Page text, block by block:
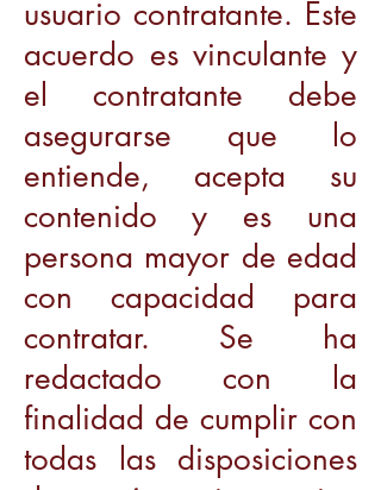
usuario contratante. Este
acuerdo es vinculante y
el contratante debe
asegurarse que lo
entiende, acepta su
contenido y es una
persona mayor de edad
con capacidad para
contratar. Se ha
redactado con la
finalidad de cumplir con
todas las disposiciones